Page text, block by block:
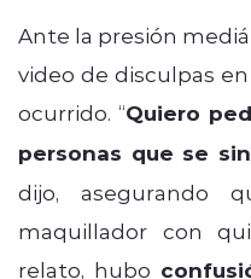
Ante la presión
video de disculpas
ocurrido. “Quiero
personas que se
dijo, asegurando
maquillador con
relato, hubo